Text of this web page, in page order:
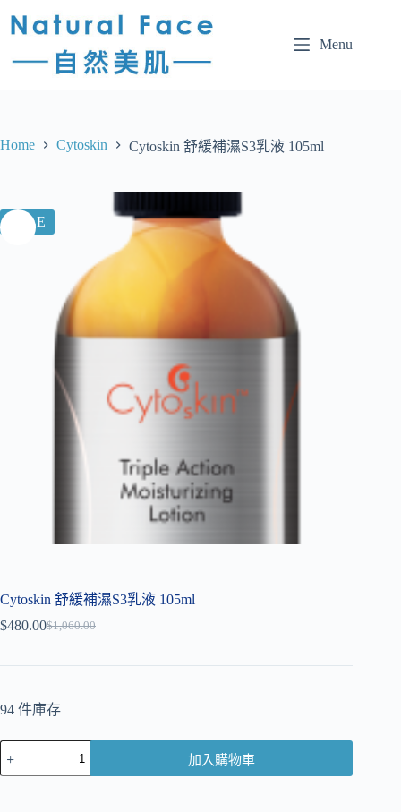
Menu
Home Cytoskin Cytoskin 舒緩補濕S3乳液 105ml
SALE
Cytoskin 舒緩補濕S3乳液 105ml
$1,060.00
$480.00
94 件庫存
加入購物車